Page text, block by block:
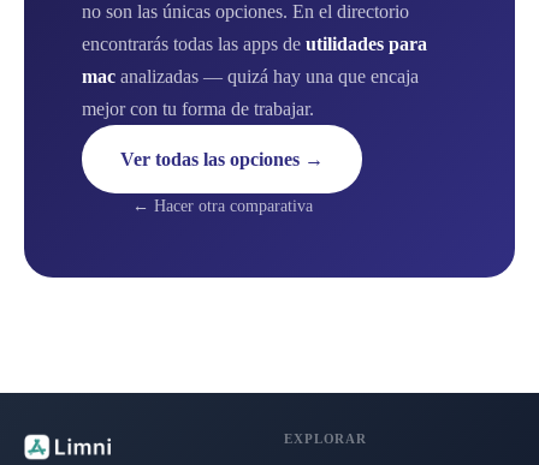
no son las únicas opciones. En el directorio
encontrarás todas las apps de utilidades para
mac analizadas — quizá hay una que encaja
mejor con tu forma de trabajar.
Ver todas las opciones →
← Hacer otra comparativa
EXPLORAR